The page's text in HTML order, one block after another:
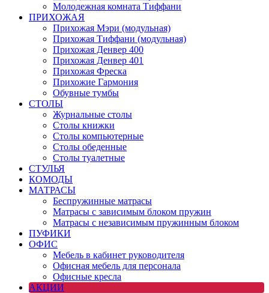
Молодежная комната Тиффани
ПРИХОЖАЯ
Прихожая Мэри (модульная)
Прихожая Тиффани (модульная)
Прихожая Денвер 400
Прихожая Денвер 401
Прихожая Фреска
Прихожие Гармония
Обувные тумбы
СТОЛЫ
Журнальные столы
Столы книжки
Столы компьютерные
Столы обеденные
Столы туалетные
СТУЛЬЯ
КОМОДЫ
МАТРАСЫ
Беспружинные матрасы
Матрасы с зависимым блоком пружин
Матрасы с независимым пружинным блоком
ПУФИКИ
ОФИС
Мебель в кабинет руководителя
Офисная мебель для персонала
Офисные кресла
АКЦИИ